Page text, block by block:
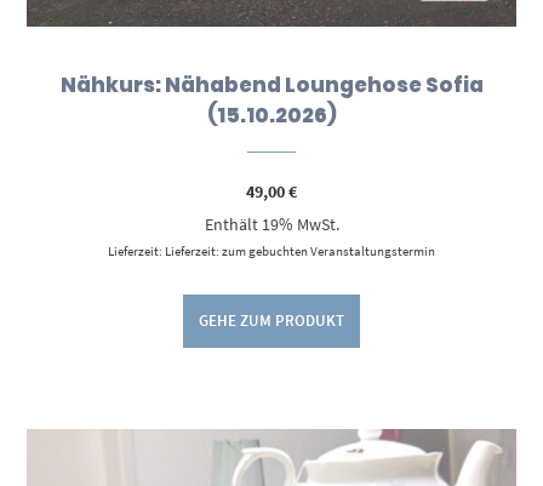
Nähkurs: Nähabend Loungehose Sofia
(15.10.2026)
49,00€
Enthält 19% MwSt.
Lieferzeit: Lieferzeit: zum gebuchten Veranstaltungstermin
GEHE ZUM PRODUKT